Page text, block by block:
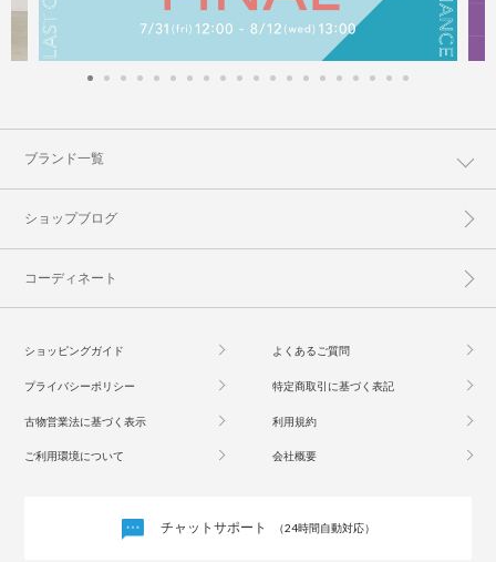
ブランド一覧
ショップブログ
コーディネート
ショッピングガイド よくあるご質問
プライバシーポリシー 特定商取引に基づく表記
古物営業法に基づく表示 利用規約
ご利用環境について 会社概要
チャットサポート （24時間自動対応）